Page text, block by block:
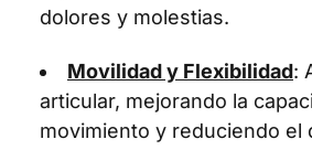
dolores y molestias.
Movilidad y Flexibilidad:
articular, mejorando la
movimiento y reduciendo el